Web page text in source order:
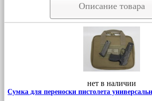
Описание товара
нет в наличии
Сумка для переноски пистолета